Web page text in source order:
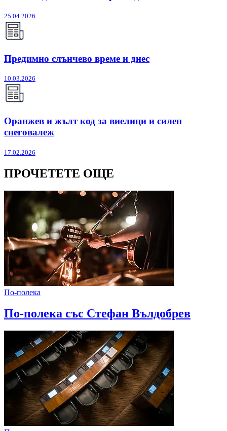
25.04.2026
Предимно слънчево време и днес
10.03.2026
Оранжев и жълт код за виелици и силен
снеговалеж
17.02.2026
ПРОЧЕТЕТЕ ОЩЕ
По-полека
По-полека със Стефан Вълдобрев